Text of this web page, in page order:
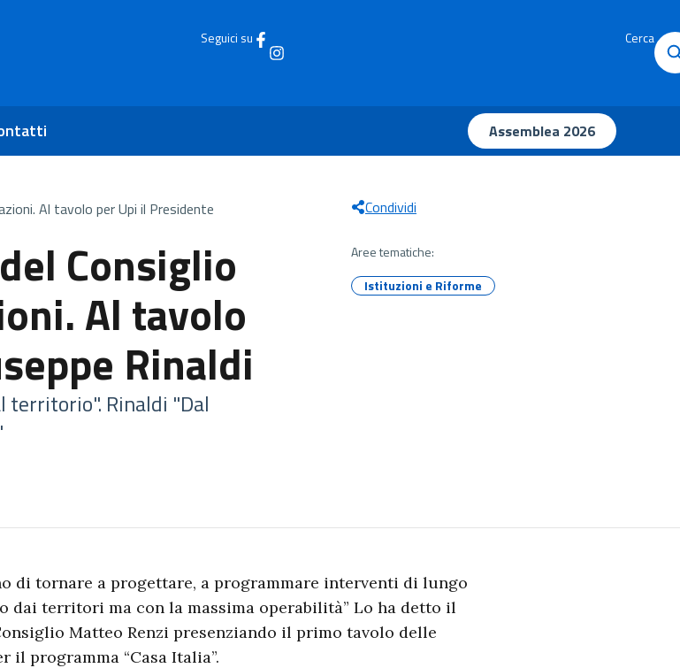
Seguici su Cerca
Assemblea 2026
Al tavolo per Upi il Presidente
Consiglio
Al tavolo
Rinaldi
territorio". Rinaldi "Dal
Condividi
Aree tematiche:
Istituzioni e Riforme
di tornare a progettare, a programmare interventi di lungo
dai territori ma con la massima operabilità” Lo ha detto il
Matteo Renzi presenziando il primo tavolo delle
il programma “Casa Italia”.